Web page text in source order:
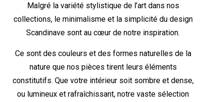
Malgré la variété stylistique de l’art dans nos
collections, le minimalisme et la simplicité du design
Scandinave sont au cœur de notre inspiration.
Ce sont des couleurs et des formes naturelles de la
nature que nos pièces tirent leurs éléments
constitutifs. Que votre intérieur soit sombre et dense,
ou lumineux et rafraîchissant, notre vaste sélection